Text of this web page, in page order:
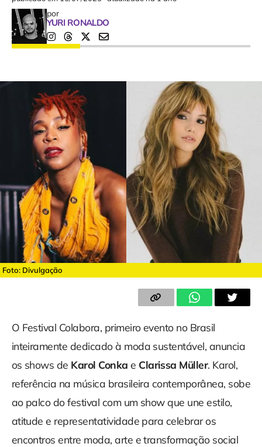
por
YURI RONALDO
Foto: Divulgação
O Festival Colabora, primeiro evento no Brasil
inteiramente dedicado à moda sustentável, anuncia
os shows de Karol Conkae Clarissa Müller. Karol,
referência na música brasileira contemporânea, sobe
ao palco do festival com um show que une estilo,
atitude e representatividade para celebrar os
encontros entre moda, arte e transformação social